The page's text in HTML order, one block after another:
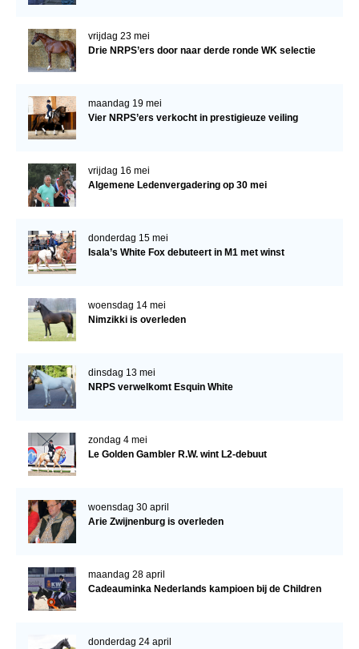
vrijdag 23 mei
Drie NRPS’ers door naar derde ronde WK selectie
maandag 19 mei
Vier NRPS’ers verkocht in prestigieuze veiling
vrijdag 16 mei
Algemene Ledenvergadering op 30 mei
donderdag 15 mei
Isala’s White Fox debuteert in M1 met winst
woensdag 14 mei
Nimzikki is overleden
dinsdag 13 mei
NRPS verwelkomt Esquin White
zondag 4 mei
Le Golden Gambler R.W. wint L2-debuut
woensdag 30 april
Arie Zwijnenburg is overleden
maandag 28 april
Cadeauminka Nederlands kampioen bij de Children
donderdag 24 april